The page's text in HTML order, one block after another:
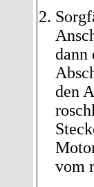
dann
den
vom